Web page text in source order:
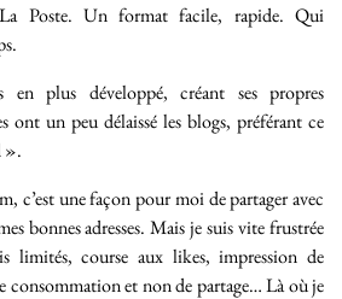
Poste. Un format facile, rapide. Qui
en plus développé, créant ses propres
ont un peu délaissé les blogs, préférant ce
».
c’est une façon pour moi de partager avec
bonnes adresses. Mais je suis vite frustrée
limités, course aux likes, impression de
consommation et non de partage… Là où je